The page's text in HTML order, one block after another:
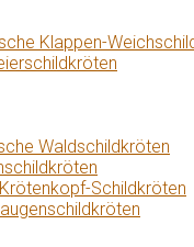
Klappen-
Waldschildkröten
Schildkröten